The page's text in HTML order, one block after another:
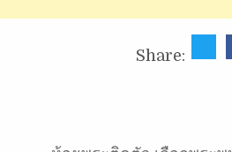
Share: